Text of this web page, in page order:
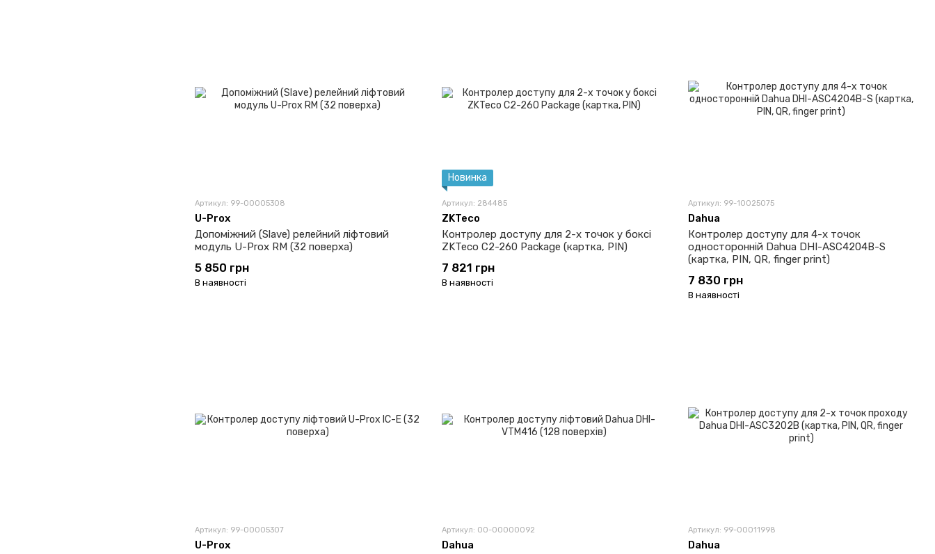
Артикул: 99-00005308
U-Prox
Допоміжний (Slave) релейний ліфтовий
модуль U-Prox RM (32 поверха)
5 850 грн
В наявності
Новинка
Артикул: 284485
ZKTeco
Контролер доступу для 2-х точок у боксі
ZKTeco C2-260 Package (картка, PIN)
7 821 грн
В наявності
Артикул: 99-10025075
Dahua
Контролер доступу для 4-х точок
односторонній Dahua DHI-ASC4204B-S
(картка, PIN, QR, finger print)
7 830 грн
В наявності
Артикул: 99-00005307
U-Prox
Артикул: 00-00000092
Dahua
Артикул: 99-00011998
Dahua